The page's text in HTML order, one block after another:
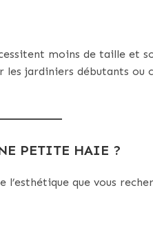
moins de taille et
jardiniers débutants ou
PETITE HAIE ?
l’esthétique que vous